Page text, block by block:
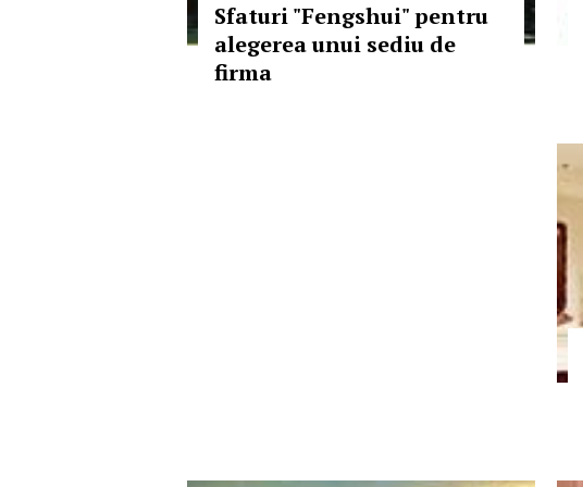
Sfaturi "Fengshui" pentru
alegerea unui sediu de
firma